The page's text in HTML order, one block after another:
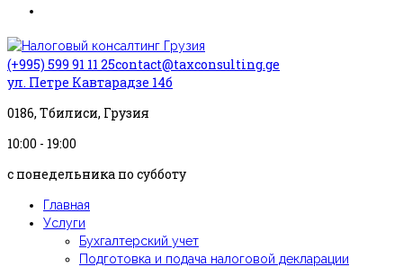
(+995) 599 91 11 25contact@taxconsulting.ge
ул. Петре Кавтарадзе 14б
0186, Тбилиси, Грузия
10:00 - 19:00
с понедельника по субботу
Главная
Услуги
Бухгалтерский учет
Подготовка и подача налоговой декларации